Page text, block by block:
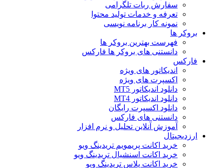
سفارش ربات تلگرامی
تعرفه و خدمات تولید محتوا
نمونه کار برنامه نویسی
بروکر ها
فهرست بهترین بروکر ها
دانستنی های بروکر ها فارکس
فارکس
اندیکاتور های ویژه
اکسپرت های ویژه
دانلود اندیکاتور MT5
دانلود اندیکاتور MT4
دانلود اکسپرت رایگان
دانستنی های فارکس
آموزش آنلاین تحلیل و نرم افزار
ارزدیجیتال
خرید اکانت پریمویم تریدینگ ویو
خرید اکانت اسنشیال تریدینگ ویو
خرید اکانت پلاس تریدینگ ویو